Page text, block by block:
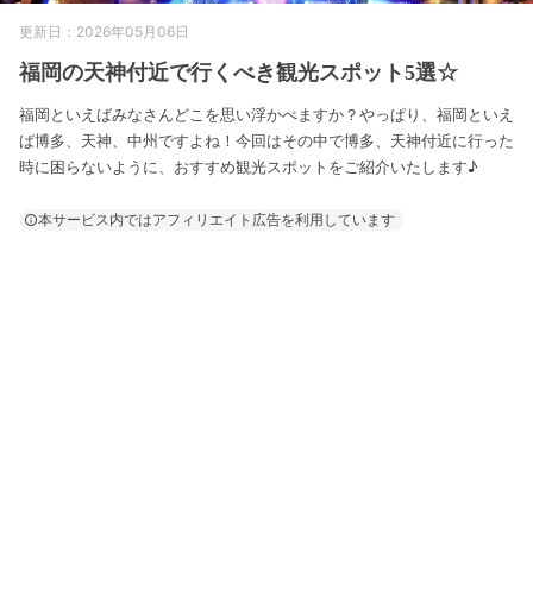
更新日：2026年05月06日
福岡の天神付近で行くべき観光スポット5選☆
福岡といえばみなさんどこを思い浮かべますか？やっぱり、福岡といえ
ば博多、天神、中州ですよね！今回はその中で博多、天神付近に行った
時に困らないように、おすすめ観光スポットをご紹介いたします♪
本サービス内ではアフィリエイト広告を利用しています